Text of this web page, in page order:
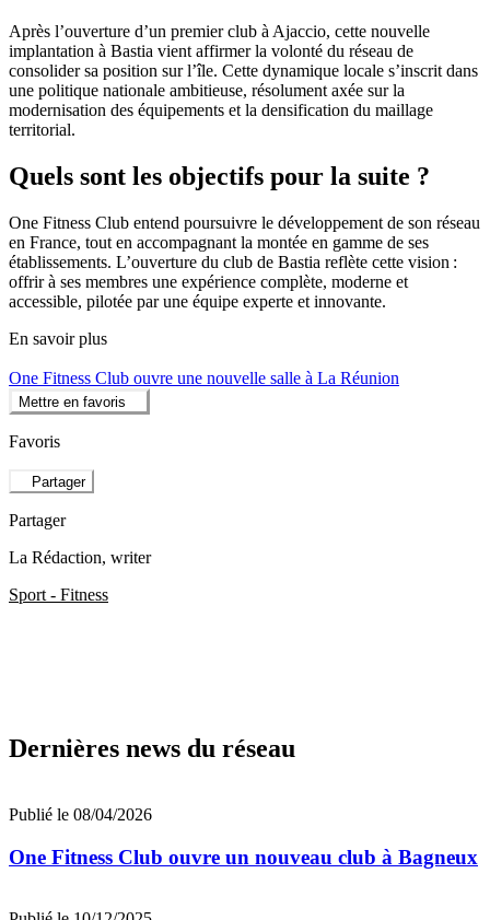
Après l’ouverture d’un premier club à Ajaccio, cette nouvelle
implantation à Bastia vient affirmer la volonté du réseau de
consolider sa position sur l’île. Cette dynamique locale s’inscrit dans
une politique nationale ambitieuse, résolument axée sur la
modernisation des équipements et la densification du maillage
territorial.
Quels sont les objectifs pour la suite ?
One Fitness Club entend poursuivre le développement de son réseau
en France, tout en accompagnant la montée en gamme de ses
établissements. L’ouverture du club de Bastia reflète cette vision :
offrir à ses membres une expérience complète, moderne et
accessible, pilotée par une équipe experte et innovante.
En savoir plus
One Fitness Club ouvre une nouvelle salle à La Réunion
Mettre en favoris
Favoris
Partager
Partager
La Rédaction, writer
Sport - Fitness
Dernières news du réseau
Publié le 08/04/2026
One Fitness Club ouvre un nouveau club à Bagneux